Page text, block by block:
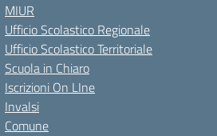
MIUR
Ufficio Scolastico Regionale
Ufficio Scolastico Territoriale
Scuola in Chiaro
Iscrizioni On LIne
Invalsi
Comune